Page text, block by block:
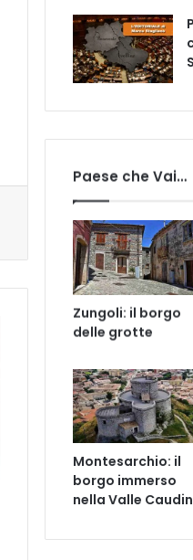
Paese che Vai…
Zungoli: il borgo
delle grotte
Montesarchio: il
borgo immerso
nella Valle